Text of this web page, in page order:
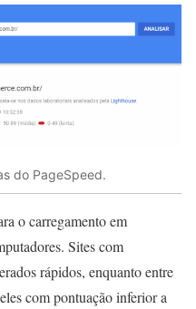
do PageSpeed.
o carregamento em
Sites com
rápidos, enquanto entre
com pontuação inferior a